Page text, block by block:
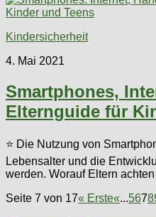
Kindersicherheit
4. Mai 2021
Smartphones,
Elternguide für
⭐ Die Nutzung von
Lebensalter und die
werden. Worauf Eltern
Seite 7 von 17« Erste«...5678